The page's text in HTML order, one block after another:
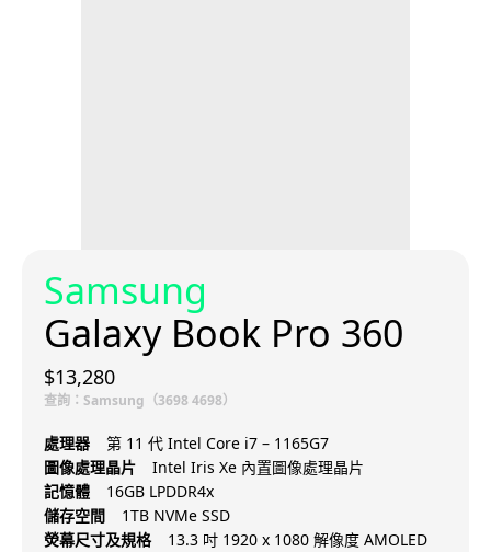
Samsung
Galaxy Book Pro 360
$13,280
查詢：Samsung（3698 4698）
處理器
第 11 代 Intel Core i7 – 1165G7
圖像處理晶片
Intel Iris Xe 內置圖像處理晶片
記憶體
16GB LPDDR4x
儲存空間
1TB NVMe SSD
熒幕尺寸及規格
13.3 吋 1920 x 1080 解像度 AMOLED